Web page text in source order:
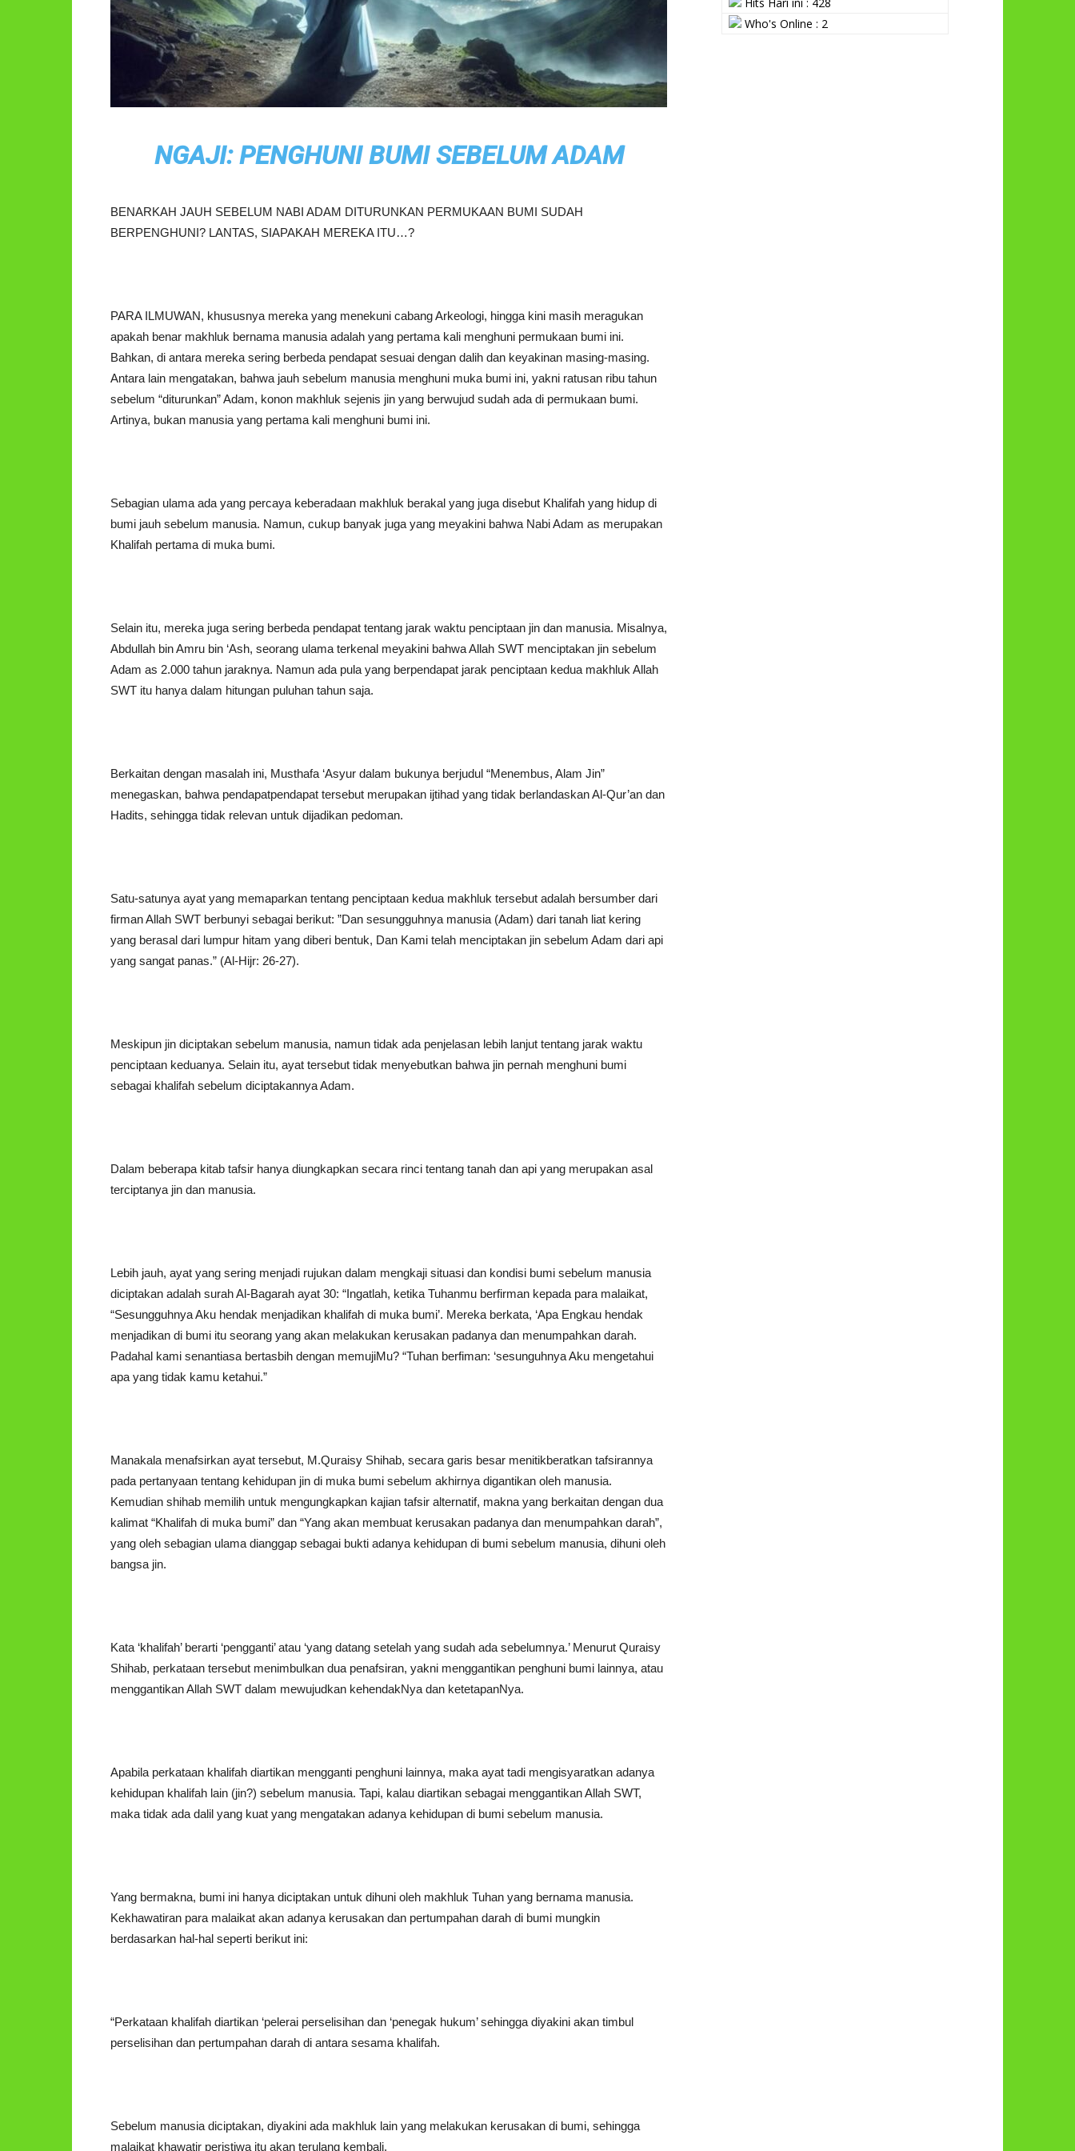
NGAJI: PENGHUNI BUMI SEBELUM ADAM
BENARKAH JAUH SEBELUM NABI ADAM DITURUNKAN PERMUKAAN BUMI SUDAH
BERPENGHUNI? LANTAS, SIAPAKAH MEREKA ITU…?
PARA ILMUWAN, khususnya mereka yang menekuni cabang Arkeologi, hingga kini masih meragukan
apakah benar makhluk bernama manusia adalah yang pertama kali menghuni permukaan bumi ini.
Bahkan, di antara mereka sering berbeda pendapat sesuai dengan dalih dan keyakinan masing-masing.
Antara lain mengatakan, bahwa jauh sebelum manusia menghuni muka bumi ini, yakni ratusan ribu tahun
sebelum “diturunkan” Adam, konon makhluk sejenis jin yang berwujud sudah ada di permukaan bumi.
Artinya, bukan manusia yang pertama kali menghuni bumi ini.
Sebagian ulama ada yang percaya keberadaan makhluk berakal yang juga disebut Khalifah yang hidup di
bumi jauh sebelum manusia. Namun, cukup banyak juga yang meyakini bahwa Nabi Adam as merupakan
Khalifah pertama di muka bumi.
Selain itu, mereka juga sering berbeda pendapat tentang jarak waktu penciptaan jin dan manusia. Misalnya,
Abdullah bin Amru bin ‘Ash, seorang ulama terkenal meyakini bahwa Allah SWT menciptakan jin sebelum
Adam as 2.000 tahun jaraknya. Namun ada pula yang berpendapat jarak penciptaan kedua makhluk Allah
SWT itu hanya dalam hitungan puluhan tahun saja.
Berkaitan dengan masalah ini, Musthafa ‘Asyur dalam bukunya berjudul “Menembus, Alam Jin”
menegaskan, bahwa pendapatpendapat tersebut merupakan ijtihad yang tidak berlandaskan Al-Qur’an dan
Hadits, sehingga tidak relevan untuk dijadikan pedoman.
Satu-satunya ayat yang memaparkan tentang penciptaan kedua makhluk tersebut adalah bersumber dari
firman Allah SWT berbunyi sebagai berikut: ”Dan sesungguhnya manusia (Adam) dari tanah liat kering
yang berasal dari lumpur hitam yang diberi bentuk, Dan Kami telah menciptakan jin sebelum Adam dari api
yang sangat panas.” (Al-Hijr: 26-27).
Meskipun jin diciptakan sebelum manusia, namun tidak ada penjelasan lebih lanjut tentang jarak waktu
penciptaan keduanya. Selain itu, ayat tersebut tidak menyebutkan bahwa jin pernah menghuni bumi
sebagai khalifah sebelum diciptakannya Adam.
Dalam beberapa kitab tafsir hanya diungkapkan secara rinci tentang tanah dan api yang merupakan asal
terciptanya jin dan manusia.
Lebih jauh, ayat yang sering menjadi rujukan dalam mengkaji situasi dan kondisi bumi sebelum manusia
diciptakan adalah surah Al-Bagarah ayat 30: “Ingatlah, ketika Tuhanmu berfirman kepada para malaikat,
“Sesungguhnya Aku hendak menjadikan khalifah di muka bumi’. Mereka berkata, ‘Apa Engkau hendak
menjadikan di bumi itu seorang yang akan melakukan kerusakan padanya dan menumpahkan darah.
Padahal kami senantiasa bertasbih dengan memujiMu? “Tuhan berfiman: ‘sesunguhnya Aku mengetahui
apa yang tidak kamu ketahui.”
Manakala menafsirkan ayat tersebut, M.Quraisy Shihab, secara garis besar menitikberatkan tafsirannya
pada pertanyaan tentang kehidupan jin di muka bumi sebelum akhirnya digantikan oleh manusia.
Kemudian shihab memilih untuk mengungkapkan kajian tafsir alternatif, makna yang berkaitan dengan dua
kalimat “Khalifah di muka bumi” dan “Yang akan membuat kerusakan padanya dan menumpahkan darah”,
yang oleh sebagian ulama dianggap sebagai bukti adanya kehidupan di bumi sebelum manusia, dihuni oleh
bangsa jin.
Kata ‘khalifah’ berarti ‘pengganti’ atau ‘yang datang setelah yang sudah ada sebelumnya.’ Menurut Quraisy
Shihab, perkataan tersebut menimbulkan dua penafsiran, yakni menggantikan penghuni bumi lainnya, atau
menggantikan Allah SWT dalam mewujudkan kehendakNya dan ketetapanNya.
Apabila perkataan khalifah diartikan mengganti penghuni lainnya, maka ayat tadi mengisyaratkan adanya
kehidupan khalifah lain (jin?) sebelum manusia. Tapi, kalau diartikan sebagai menggantikan Allah SWT,
maka tidak ada dalil yang kuat yang mengatakan adanya kehidupan di bumi sebelum manusia.
Yang bermakna, bumi ini hanya diciptakan untuk dihuni oleh makhluk Tuhan yang bernama manusia.
Kekhawatiran para malaikat akan adanya kerusakan dan pertumpahan darah di bumi mungkin
berdasarkan hal-hal seperti berikut ini:
“Perkataan khalifah diartikan ‘pelerai perselisihan dan ‘penegak hukum’ sehingga diyakini akan timbul
perselisihan dan pertumpahan darah di antara sesama khalifah.
Sebelum manusia diciptakan, diyakini ada makhluk lain yang melakukan kerusakan di bumi, sehingga
malaikat khawatir peristiwa itu akan terulang kembali.
Who's Online : 2